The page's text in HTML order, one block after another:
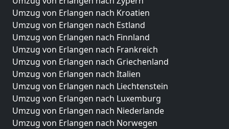
Umzug von Erlangen nach Kroatien
Umzug von Erlangen nach Estland
Umzug von Erlangen nach Finnland
Umzug von Erlangen nach Frankreich
Umzug von Erlangen nach Griechenland
Umzug von Erlangen nach Italien
Umzug von Erlangen nach Liechtenstein
Umzug von Erlangen nach Luxemburg
Umzug von Erlangen nach Niederlande
Umzug von Erlangen nach Norwegen